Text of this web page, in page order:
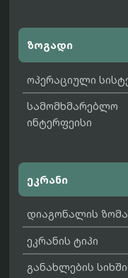
ზოგადი
ოპერაციული
სამომხმარებლო
ინტერფეისი
ეკრანი
დიაგონალის ზომა
ეკრანის ტიპი
განახლების